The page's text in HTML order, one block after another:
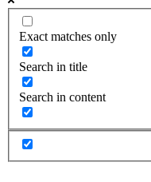
Exact matches only
Search in title
Search in content